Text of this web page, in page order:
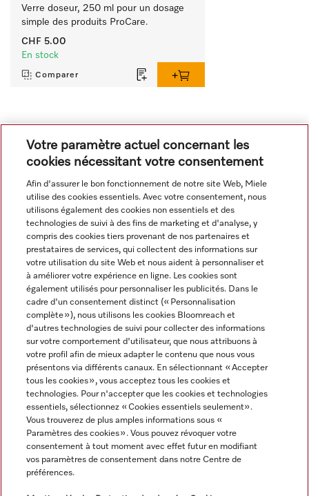
Verre doseur, 250 ml pour un dosage
simple des produits ProCare.
CHF 5.00
En stock
Comparer
Navigation
Service
Tous les prix des produits s'entendent hors TVA; livraison
toujours sans matériel de décoration.
Votre paramètre actuel concernant les
cookies nécessitant votre consentement
Afin d'assurer le bon fonctionnement de notre site Web, Miele
utilise des cookies essentiels. Avec votre consentement, nous
utilisons également des cookies non essentiels et des
technologies de suivi à des fins de marketing et d'analyse, y
compris des cookies tiers provenant de nos partenaires et
prestataires de services, qui collectent des informations sur
votre utilisation du site Web et nous aident à personnaliser et
à améliorer votre expérience en ligne. Les cookies sont
également utilisés pour personnaliser les publicités. Dans le
cadre d'un consentement distinct (« Personnalisation
complète »), nous utilisons les cookies Bloomreach et
d'autres technologies de suivi pour collecter des informations
sur votre comportement d'utilisateur, que nous attribuons à
votre profil afin de mieux adapter le contenu que nous vous
présentons via différents canaux. En sélectionnant « Accepter
tous les cookies », vous acceptez tous les cookies et
technologies. Pour n'accepter que les cookies et technologies
essentiels, sélectionnez « Cookies essentiels seulement».
Vous trouverez de plus amples informations sous «
Paramètres des cookies ». Vous pouvez révoquer votre
consentement à tout moment avec effet futur en modifiant
vos paramètres de consentement dans notre Centre de
préférences.